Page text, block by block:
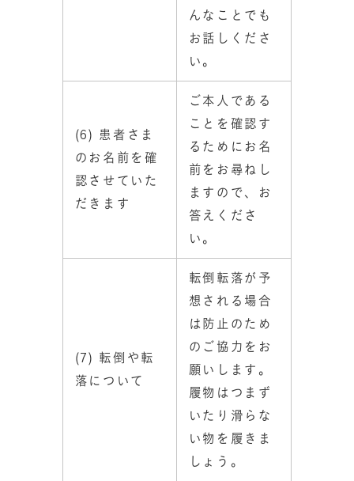
んなことでも
お話しくださ
い。
(6) 患者さま
のお名前を確
認させていた
だきます
ご本人である
ことを確認す
るためにお名
前をお尋ねし
ますので、お
答えくださ
い。
(7) 転倒や転
落について
転倒転落が予
想される場合
は防止のため
のご協力をお
願いします。
履物はつまず
いたり滑らな
い物を履きま
しょう。